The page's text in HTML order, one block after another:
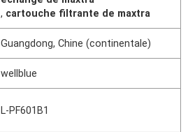
, cartouche filtrante de maxtra
Guangdong, Chine (continentale)
wellblue
L-PF601B1